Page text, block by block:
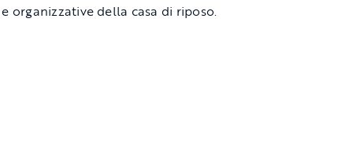
organizzative della casa di riposo.